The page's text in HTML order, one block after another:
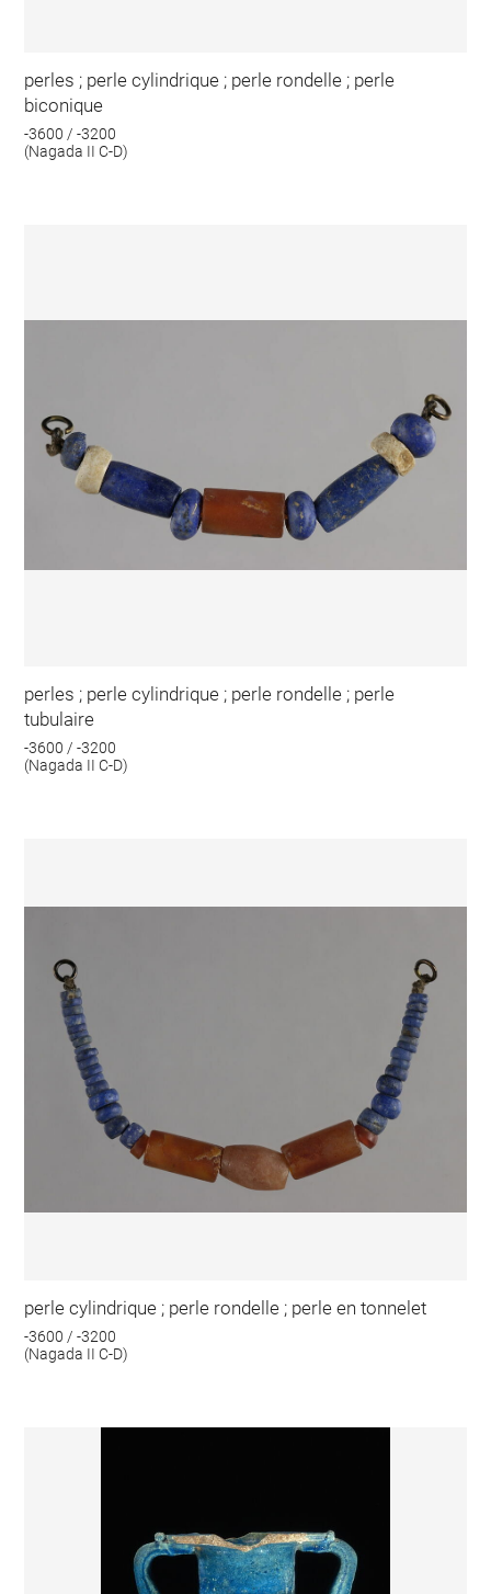
perles ; perle cylindrique ; perle rondelle ; perle
biconique
-3600 / -3200
(Nagada II C-D)
perles ; perle cylindrique ; perle rondelle ; perle
tubulaire
-3600 / -3200
(Nagada II C-D)
perle cylindrique ; perle rondelle ; perle en tonnelet
-3600 / -3200
(Nagada II C-D)